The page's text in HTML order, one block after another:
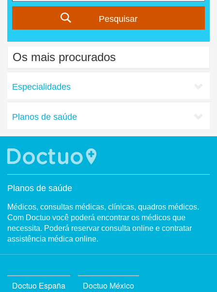
Pesquisar
Os mais procurados
Especialidades
Planos de saúde
Planos de saúde
Médicos, consultas médicas, clínicas, quadros médicos.
Com Doctuo você poderá encontrar os médicos que
necessita. Poderá reservar consulta online e contratar
assistência médica online.
Doctuo España Doctuo México